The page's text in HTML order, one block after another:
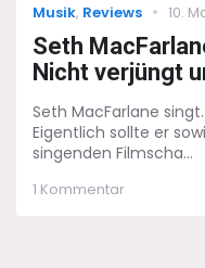
Categories
Musik, Reviews
on
10.
Seth
Nicht verjüngt
Seth MacFarlane
Eigentlich sollte er
singenden Filmscha...
1 Kommentarzu